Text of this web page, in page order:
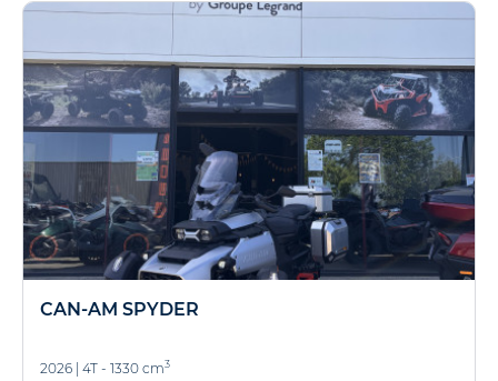
CAN-AM SPYDER
2026 4T - 1330 cm3